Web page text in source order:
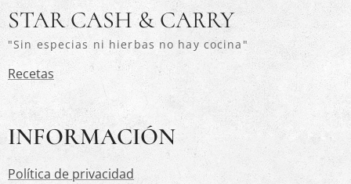
STAR CASH & CARRY
"Sin especias ni hierbas no hay cocina"
Recetas
INFORMACIÓN
Política de privacidad